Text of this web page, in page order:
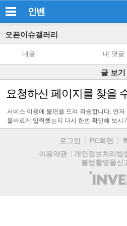
인벤
오픈이슈갤러리
내글 내 댓글
글 보기
요청하신 페이지를 찾을
서비스 이용에 불편을 드려 죄송합니다. 먼
올바르게 입력했는지 다시 한번 확인해 보시
로그인 PC화면
이용약관
개인정보처리방
불법촬영물신
(주)
인